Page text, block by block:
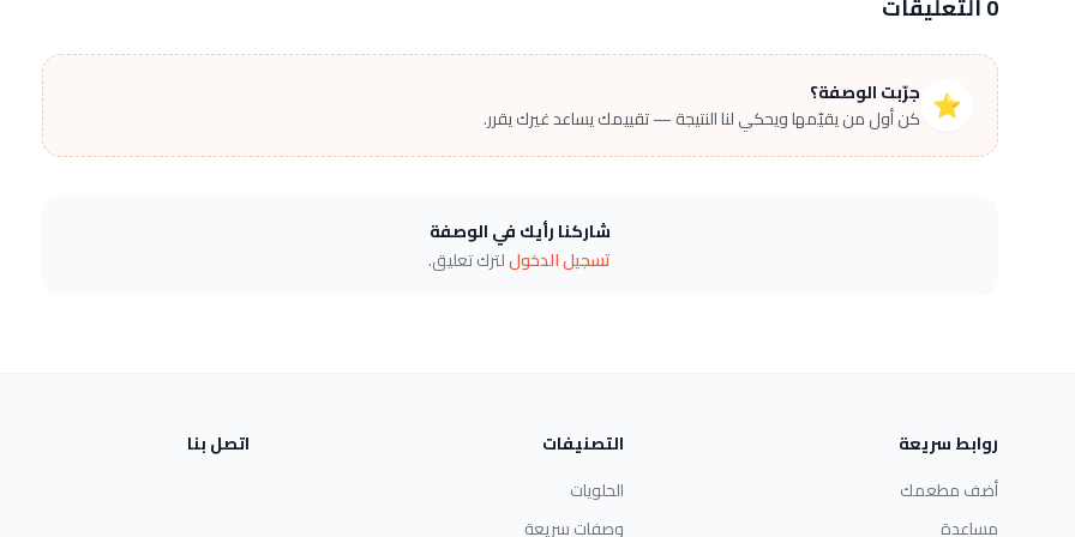
⭐ جرّبت الوصفة؟
كن أول من يقيّمها ويحكي لنا النتيجة — تقييمك يساعد غيرك يقرر.
شاركنا رأيك في الوصفة
تسجيل الدخوللترك تعليق.
روابط سريعة
أضف مطعمك
مساعدة
التصنيفات
الحلويات
وصفات سريعة
اتصل بنا